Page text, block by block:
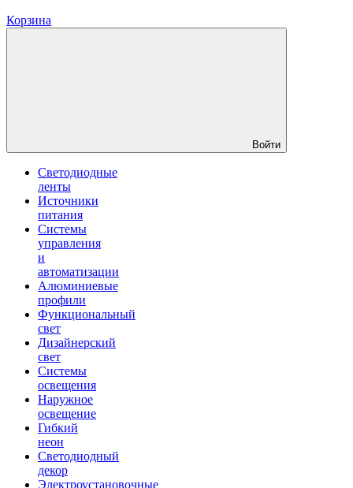
Корзина
Войти
Светодиодные
ленты
Источники
питания
Системы
управления
и
автоматизации
Алюминиевые
профили
Функциональный
свет
Дизайнерский
свет
Системы
освещения
Наружное
освещение
Гибкий
неон
Светодиодный
декор
Электроустановочные